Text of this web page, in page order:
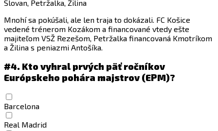
Slovan, Petržalka, Žilina
Mnohí sa pokúšali, ale len traja to dokázali. FC Košice
vedené trénerom Kozákom a financované vtedy ešte
majiteľom VSŽ Rezešom, Petržalka financovaná Kmotríkom
a Žilina s peniazmi Antošíka.
#4. Kto vyhral prvých päť ročníkov
Európskeho pohára majstrov (EPM)?
Barcelona
Real Madrid